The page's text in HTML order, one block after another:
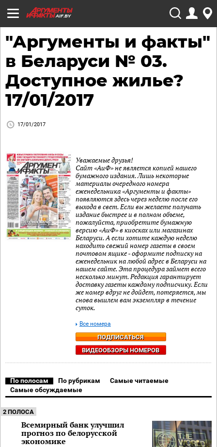
AIF.BY
"Аргументы и факты"
в Беларуси № 03.
Доступное жилье?
17/01/2017
17/01/2017
Уважаемые друзья!
Сайт «АиФ» не является копией нашего
бумажного издания. Лишь некоторые
материалы очередного номера
еженедельника «Аргументы и факты»
появляются здесь через неделю после его
выхода в свет. Если вы желаете получать
издание быстрее и в полном объеме,
пожалуйста, приобретите бумажную
версию «АиФ» в киосках или магазинах
Беларуси. А если хотите каждую неделю
находить свежий номер газеты в своем
почтовом ящике - оформите подписку на
еженедельник на любой адрес в Беларуси на
нашем сайте. Эта процедура займет всего
несколько минут. Редакция гарантирует
доставку газеты каждому подписчику. Если
же номер вдруг не дойдет, потеряется, мы
снова вышлем вам экземпляр в течение
суток.
ПОДПИСАТЬСЯ
ВИДЕООБЗОРЫ НОМЕРОВ
Все номера
По полосам По рубрикам
Самые читаемые
Самые обсуждаемые
2 ПОЛОСА
Всемирный банк улучшил
прогноз по белорусской
экономике